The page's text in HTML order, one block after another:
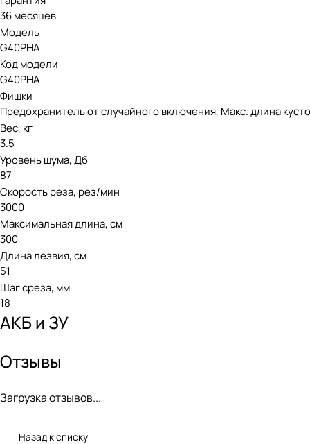
36 месяцев
Модель
G40PHA
Код модели
G40PHA
Фишки
Предохранитель от случайного включения, Макс. длина
Вес, кг
3.5
Уровень шума, Дб
87
Скорость реза, рез/мин
3000
Максимальная длина, см
300
Длина лезвия, см
51
Шаг среза, мм
18
АКБ и ЗУ
Отзывы
Загрузка отзывов...
Назад к списку